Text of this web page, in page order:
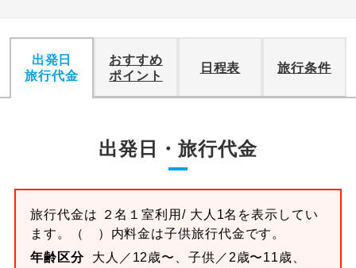
出発日
旅行代金
おすすめ
ポイント
日程表 旅行条件
出発日・旅行代金
旅行代金は ２名１室利用/ 大人1名を表示してい
ます。
（ ）内料金は子供旅行代金です。
年齢区分
大人／12歳〜、子供／2歳〜11歳、